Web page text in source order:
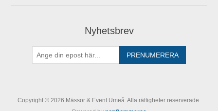
Nyhetsbrev
Copyright © 2026 Mässor & Event Umeå. Alla rättigheter reserverade.